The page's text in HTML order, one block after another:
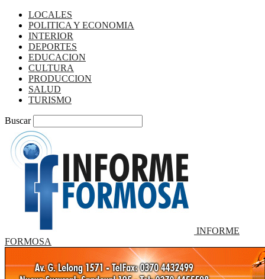
LOCALES
POLITICA Y ECONOMIA
INTERIOR
DEPORTES
EDUCACION
CULTURA
PRODUCCION
SALUD
TURISMO
Buscar
INFORME
FORMOSA